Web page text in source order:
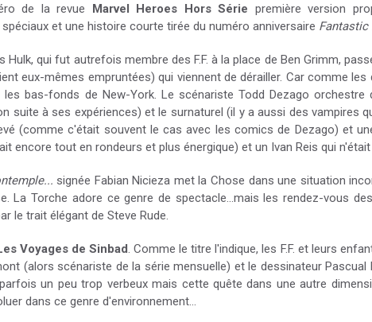
de la revue Marvel Heroes Hors Série première version
et une histoire courte tirée du numéro anniversaire Fantastic
Hulk, qui fut autrefois membre des F.F. à la place de Ben Grimm,
eux-mêmes empruntées) qui viennent de dérailler. Car comme
bas-fonds de New-York. Le scénariste Todd Dezago
suite à ses expériences) et le surnaturel (il y a aussi des vampires
(comme c'était souvent le cas avec les comics de Dezago) et
encore tout en rondeurs et plus énergique) et un Ivan Reis qui
signée Fabian Nicieza met la Chose dans une situation
La Torche adore ce genre de spectacle...mais les rendez-vous
le trait élégant de Steve Rude.
Voyages de Sinbad. Comme le titre l'indique, les F.F. et leurs
(alors scénariste de la série mensuelle) et le dessinateur
un peu trop verbeux mais cette quête dans une autre
dans ce genre d'environnement...